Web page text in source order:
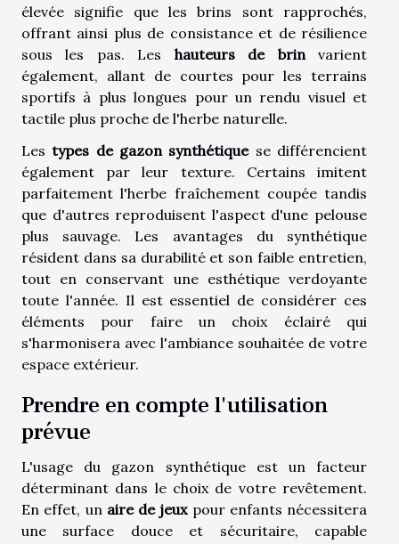
élevée signifie que les brins sont rapprochés,
offrant ainsi plus de consistance et de résilience
sous les pas. Les hauteurs de brinvarient
également, allant de courtes pour les terrains
sportifs à plus longues pour un rendu visuel et
tactile plus proche de l'herbe naturelle.
Lestypes de gazon synthétiquese différencient
également par leur texture. Certains imitent
parfaitement l'herbe fraîchement coupée tandis
que d'autres reproduisent l'aspect d'une pelouse
plus sauvage. Les avantages du synthétique
résident dans sa durabilité et son faible entretien,
tout en conservant une esthétique verdoyante
toute l'année. Il est essentiel de considérer ces
éléments pour faire un choix éclairé qui
s'harmonisera avec l'ambiance souhaitée de votre
espace extérieur.
Prendre en compte l'utilisation
prévue
L'usage du gazon synthétique est un facteur
déterminant dans le choix de votre revêtement.
En effet, un aire de jeuxpour enfants nécessitera
une surface douce et sécuritaire, capable